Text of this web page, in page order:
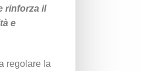
rinforza il
e
regolare la